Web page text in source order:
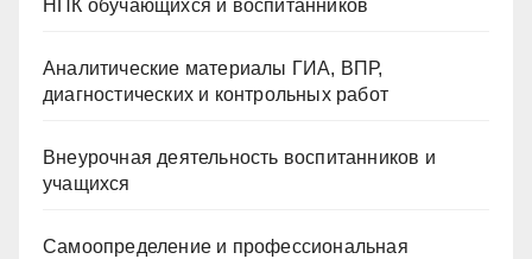
НПК обучающихся и воспитанников
Аналитические материалы ГИА, ВПР,
диагностических и контрольных работ
Внеурочная деятельность воспитанников и
учащихся
Самоопределение и профессиональная